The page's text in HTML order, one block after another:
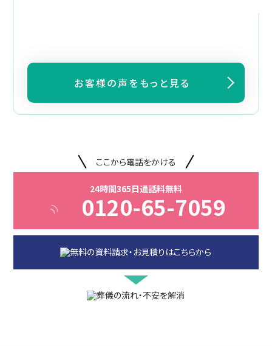
お客様の声をもっと見る
ここから電話をかける
24時間365日通話料無料
0120-65-7059